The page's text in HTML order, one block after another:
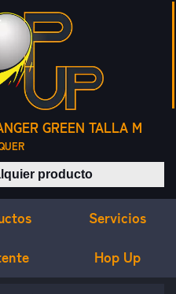
GREEN TALLA M
productos
Servicios
Hop Up